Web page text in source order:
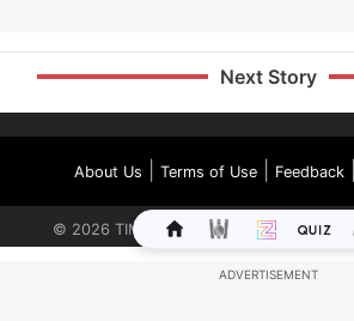
Next Story
About Us Terms of Use| Feedback|
© 2026 TIMES INTERNET LIMITED. ALL